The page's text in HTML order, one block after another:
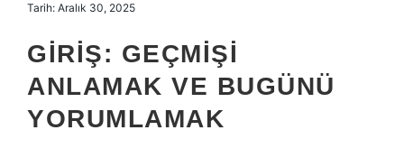
Tarih: Aralık 30, 2025
GIRIŞ: GEÇMIŞI
ANLAMAK VE BUGÜNÜ
YORUMLAMAK